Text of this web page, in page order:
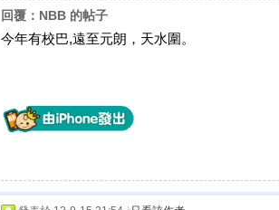
回覆：NBB 的帖子
今年有校巴,遠至元朗，天水圍。